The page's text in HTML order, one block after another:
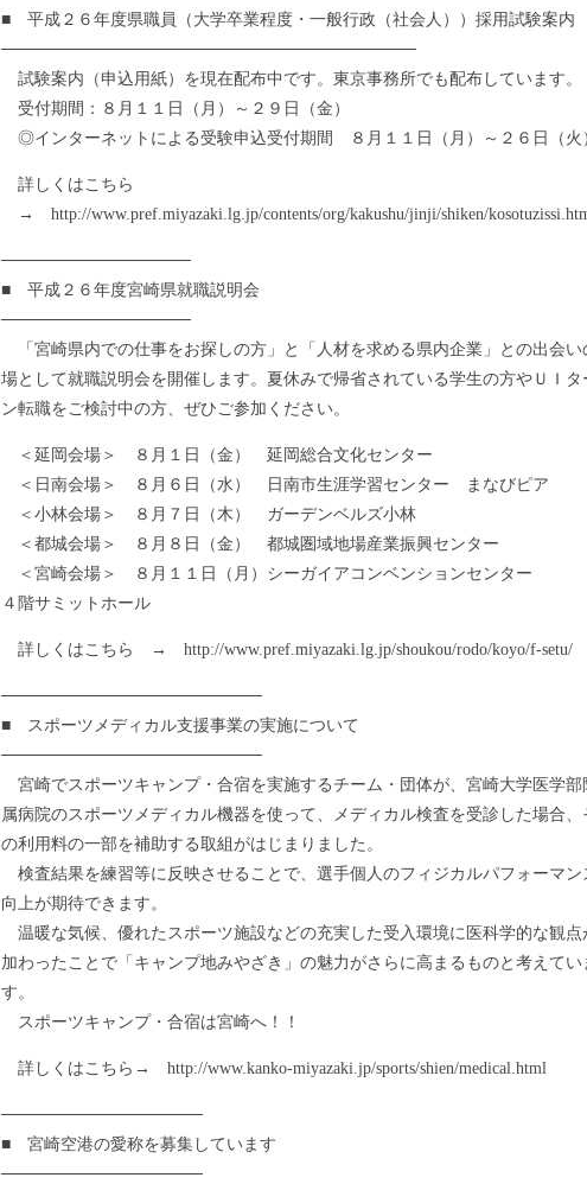
■ 平成２６年度県職員（大学卒業程度・一般行政（社会人））採用試験案内
───────────────────────────────────
試験案内（申込用紙）を現在配布中です。東京事務所でも配布しています。
受付期間：８月１１日（月）～２９日（金）
◎インターネットによる受験申込受付期間 ８月１１日（月）～２６日（火
詳しくはこちら
→ http://www.pref.miyazaki.lg.jp/contents/org/kakushu/jinji/shiken/
────────────────
■ 平成２６年度宮崎県就職説明会
────────────────
「宮崎県内での仕事をお探しの方」と「人材を求める県内企業」との出会い
場として就職説明会を開催します。夏休みで帰省されている学生の方やＵＩタ
ン転職をご検討中の方、ぜひご参加ください。
＜延岡会場＞ ８月１日（金） 延岡総合文化センター
＜日南会場＞ ８月６日（水） 日南市生涯学習センター まなびピア
＜小林会場＞ ８月７日（木） ガーデンベルズ小林
＜都城会場＞ ８月８日（金） 都城圏域地場産業振興センター
＜宮崎会場＞ ８月１１日（月）シーガイアコンベンションセンター
４階サミットホール
詳しくはこちら → http://www.pref.miyazaki.lg.jp/shoukou/rodo/koyo/f-setu/
──────────────────────
■ スポーツメディカル支援事業の実施について
──────────────────────
宮崎でスポーツキャンプ・合宿を実施するチーム・団体が、宮崎大学医学部
属病院のスポーツメディカル機器を使って、メディカル検査を受診した場合、
の利用料の一部を補助する取組がはじまりました。
検査結果を練習等に反映させることで、選手個人のフィジカルパフォーマン
向上が期待できます。
温暖な気候、優れたスポーツ施設などの充実した受入環境に医科学的な観点
加わったことで「キャンプ地みやざき」の魅力がさらに高まるものと考えてい
す。
スポーツキャンプ・合宿は宮崎へ！！
詳しくはこちら→ http://www.kanko-miyazaki.jp/sports/shien/medical.html
─────────────────
■ 宮崎空港の愛称を募集しています
─────────────────